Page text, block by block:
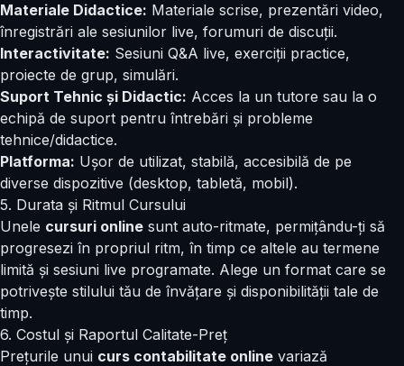
Materiale Didactice: Materiale scrise, prezentări video,
înregistrări ale sesiunilor live, forumuri de discuții.
Interactivitate: Sesiuni Q&A live, exerciții practice,
proiecte de grup, simulări.
Suport Tehnic și Didactic: Acces la un tutore sau la o
echipă de suport pentru întrebări și probleme
tehnice/didactice.
Platforma: Ușor de utilizat, stabilă, accesibilă de pe
diverse dispozitive (desktop, tabletă, mobil).
5. Durata și Ritmul Cursului
Unele cursuri online sunt auto-ritmate, permițându-ți să
progresezi în propriul ritm, în timp ce altele au termene
limită și sesiuni live programate. Alege un format care se
potrivește stilului tău de învățare și disponibilității tale de
timp.
6. Costul și Raportul Calitate-Preț
Prețurile unui curs contabilitate online variază